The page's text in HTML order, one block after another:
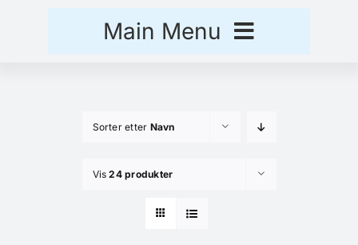
Main Menu
Sorter etter Navn
Vis24 produkter